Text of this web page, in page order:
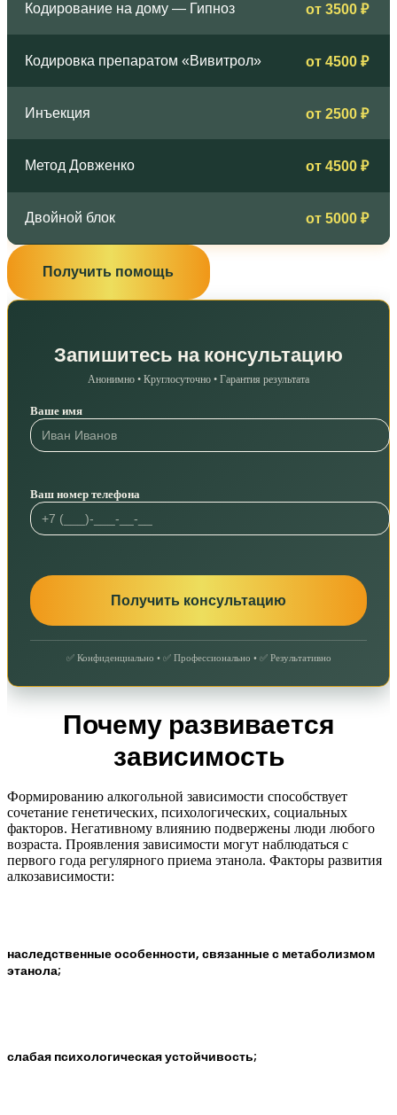
Кодирование на дому — Гипноз от 3500 ₽
Кодировка препаратом «Вивитрол» от 4500 ₽
Инъекция от 2500 ₽
Метод Довженко от 4500 ₽
Двойной блок от 5000 ₽
Получить помощь
Запишитесь на консультацию
Анонимно • Круглосуточно • Гарантия результата
Ваше имя
Ваш номер телефона
✅ Конфиденциально • ✅ Профессионально • ✅ Результативно
Почему развивается
зависимость
Формированию алкогольной зависимости способствует
сочетание генетических, психологических, социальных
факторов. Негативному влиянию подвержены люди любого
возраста. Проявления зависимости могут наблюдаться с
первого года регулярного приема этанола. Факторы развития
алкозависимости:
наследственные особенности, связанные с метаболизмом
этанола;
слабая психологическая устойчивость;